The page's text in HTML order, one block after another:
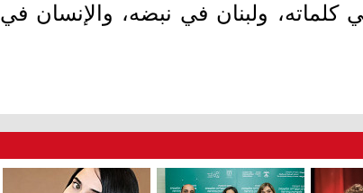
ولبنان في نبضه، والإنسان في